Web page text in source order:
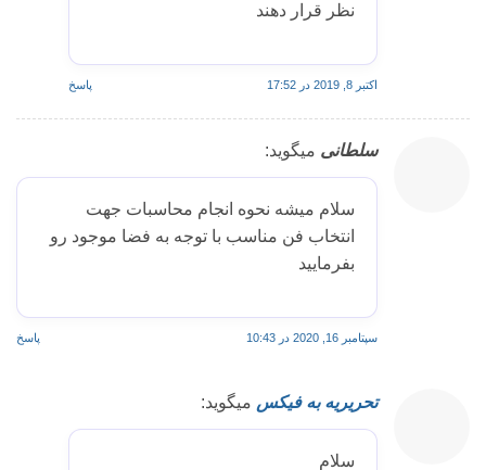
نظر قرار دهند
اکتبر 8, 2019 در 17:52 پاسخ
سلطانی میگوید:
سلام میشه نحوه انجام محاسبات جهت
انتخاب فن مناسب با توجه به فضا موجود رو
بفرمایید
سپتامبر 16, 2020 در 10:43 پاسخ
تحریریه به فیکس میگوید:
سلام